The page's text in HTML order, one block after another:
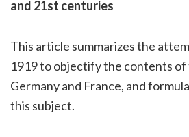
and 21st centuries
This article summarizes the
1919 to objectify the contents of
Germany and France, and
this subject.